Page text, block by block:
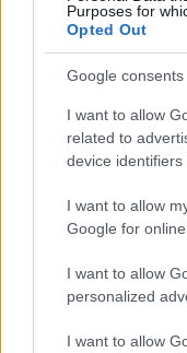
Purposes for
Opted Out
Google consents
I want to allow
related to
device identifiers
I want to allow
Google for
I want to allow
personalized
I want to allow